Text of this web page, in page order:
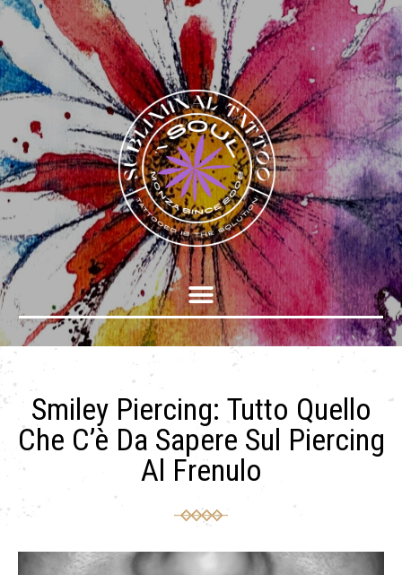
Smiley Piercing: Tutto Quello
Che C’è Da Sapere Sul Piercing
Al Frenulo